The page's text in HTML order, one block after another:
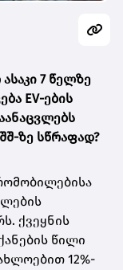
7 წელზე
EV-ების
ზე სწრაფად?
ქვეყნის
წილი
12%-